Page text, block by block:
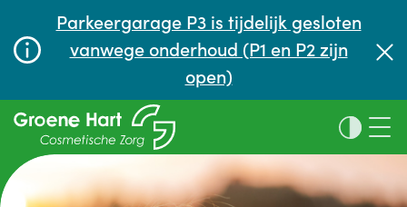
Parkeergarage P3 is tijdelijk gesloten
vanwege onderhoud (P1 en P2 zijn
open)
Maak een vrijblijvende afspraak